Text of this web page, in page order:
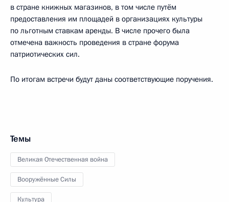
в стране книжных магазинов, в том числе путём
предоставления им площадей в организациях культуры
по льготным ставкам аренды. В числе прочего была
отмечена важность проведения в стране форума
патриотических сил.
По итогам встречи будут даны соответствующие поручения.
Темы
Великая Отечественная война
Вооружённые Силы
Культура